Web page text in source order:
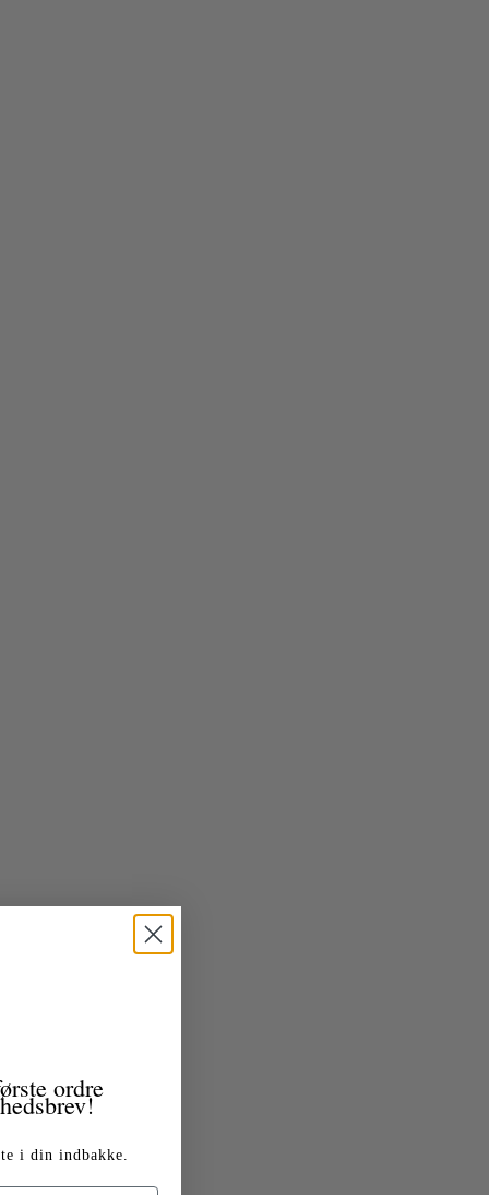
ordre
i din indbakke.